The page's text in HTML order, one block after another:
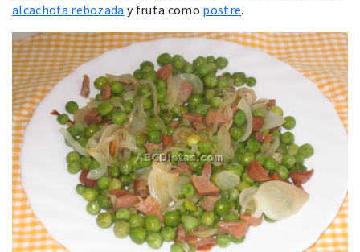
alcachofa rebozada y fruta como postre.